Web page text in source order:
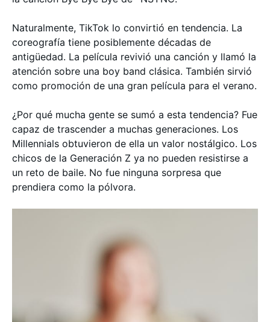
Naturalmente, TikTok lo convirtió en tendencia. La
coreografía tiene posiblemente décadas de
antigüedad. La película revivió una canción y llamó la
atención sobre una boy band clásica. También sirvió
como promoción de una gran película para el verano.
¿Por qué mucha gente se sumó a esta tendencia? Fue
capaz de trascender a muchas generaciones. Los
Millennials obtuvieron de ella un valor nostálgico. Los
chicos de la Generación Z ya no pueden resistirse a
un reto de baile. No fue ninguna sorpresa que
prendiera como la pólvora.